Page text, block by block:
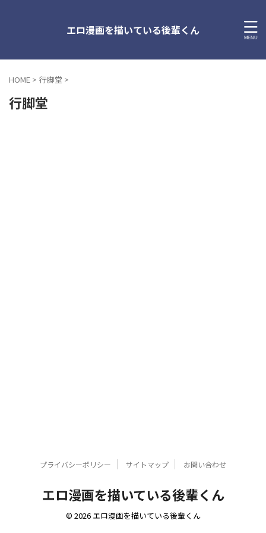
エロ漫画を描いている後輩くん
HOME > 行脚堂 >
行脚堂
プライバシーポリシー サイトマップ お問い合わせ
エロ漫画を描いている後輩くん
© 2026 エロ漫画を描いている後輩くん